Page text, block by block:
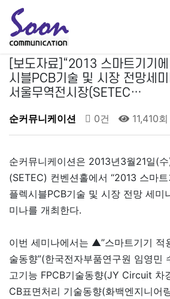
[보도자료]“2013 스마트기기
시블PCB기술 및 시장 전망세
서울무역전시장(SETEC…
순커뮤니케이션 0건 11,410회
순커뮤니케이션은 2013년3월21일(
(SETEC) 컨벤션홀에서 “2013 스마
플렉시블PCB기술 및 시장 전망 세미
미나를 개최한다.
이번 세미나에서는 ▲”스마트기기 적
술동향”(한국전자부품연구원 임영민
고기능 FPCB기술동향(JY Circuit
CB표면처리 기술동향(화백엔지니